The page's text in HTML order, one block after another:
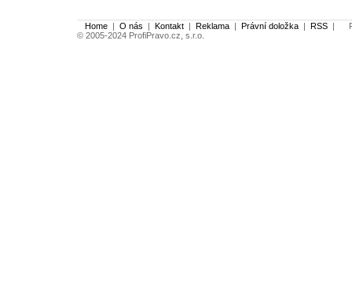
Home | O nás | Kontakt | Reklama | Právní doložka | RSS |
© 2005-2024 ProfiPravo.cz, s.r.o.